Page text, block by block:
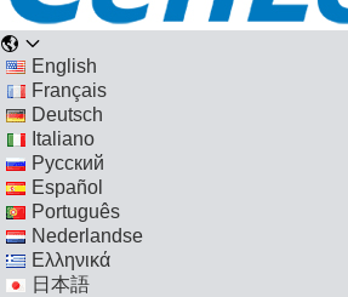
English
Français
Deutsch
Italiano
Русский
Español
Português
Nederlandse
Ελληνικά
日本語